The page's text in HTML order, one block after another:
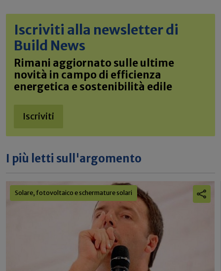
Iscriviti alla newsletter di
Build News
Rimani aggiornato sulle ultime
novità in campo di efficienza
energetica e sostenibilità edile
Iscriviti
I più letti sull'argomento
Solare, fotovoltaico e schermature solari